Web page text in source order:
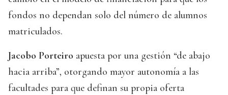
fondos no dependan solo del número de alumnos
matriculados.
Jacobo Porteiro apuesta por una gestión “de abajo
hacia arriba”, otorgando mayor autonomía a las
facultades para que definan su propia oferta